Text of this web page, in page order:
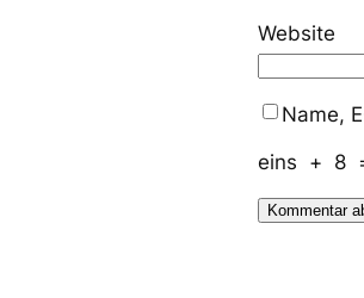
Website
Name,
eins + 8